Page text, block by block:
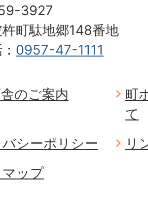
3927
町駄地郷148番地
0957-47-1111
のご案内
町
て
シーポリシー
リ
ップ